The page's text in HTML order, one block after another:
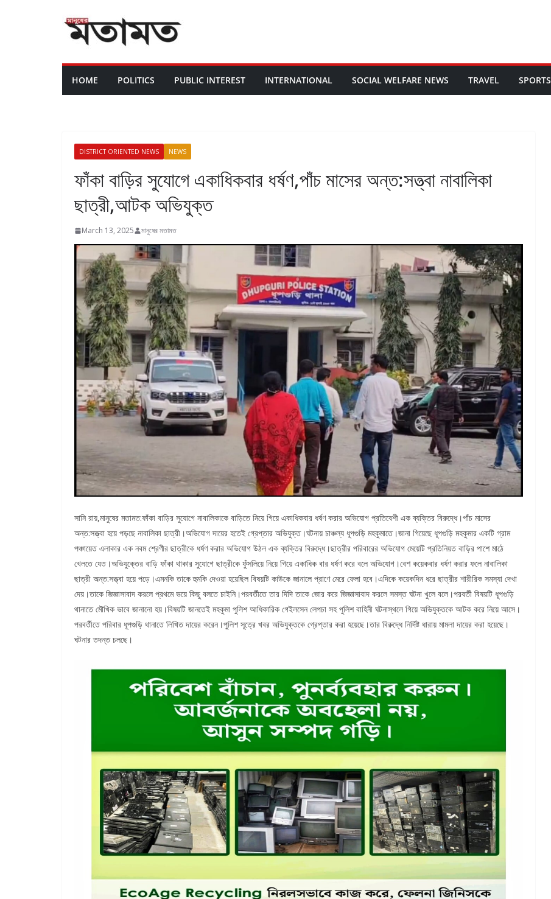
HOME POLITICS PUBLIC INTEREST INTERNATIONAL SOCIAL WELFARE NEWS TRAVEL SPORTS
DISTRICT ORIENTED NEWS NEWS
ফাঁকা বাড়ির সুযোগে একাধিকবার ধর্ষণ,পাঁচ মাসের অন্ত:সত্ত্বা নাবালিকা
ছাত্রী,আটক অভিযুক্ত
March 13, 2025 মানুষের মতামত
সানি রায়,মানুষের মতামত:ফাঁকা বাড়ির সুযোগে নাবালিকাকে বাড়িতে নিয়ে গিয়ে একাধিকবার ধর্ষণ করার অভিযোগ প্রতিবেশী এক ব্যক্তির বিরুদ্ধে।পাঁচ মাসের
অন্ত:সত্ত্বা হয়ে পড়ছে নাবালিকা ছাত্রী।অভিযোগ দায়ের হতেই গ্রেপ্তার অভিযুক্ত।ঘটনায় চাঞ্চল্য ধূপগুড়ি মহকুমাতে।জানা গিয়েছে ধূপগুড়ি মহকুমার একটি গ্রাম
পঞ্চায়েত এলাকার এক নবম শ্রেণীর ছাত্রীকে ধর্ষণ করার অভিযোগ উঠল এক ব্যক্তির বিরুদ্ধে।ছাত্রীর পরিবারের অভিযোগ মেয়েটি প্রতিনিয়ত বাড়ির পাশে মাঠে
খেলতে যেত।অভিযুক্তের বাড়ি ফাঁকা থাকার সুযোগে ছাত্রীকে ফুঁসলিয়ে নিয়ে গিয়ে একাধিক বার ধর্ষণ করে বলে অভিযোগ।বেশ কয়েকবার ধর্ষণ করার ফলে নাবালিকা
ছাত্রী অন্ত:সত্ত্বা হয়ে পড়ে।এমনকি তাকে হুমকি দেওয়া হয়েছিল বিষয়টি কাউকে জানালে প্রাণে মেরে ফেলা হবে।এদিকে কয়েকদিন ধরে ছাত্রীর শারীরিক সমস্যা দেখা
দেয়।তাকে জিজ্ঞাসাবাদ করলে প্রথমে ভয়ে কিছু বলতে চাইনি।পরবর্তীতে তার দিদি তাকে জোর করে জিজ্ঞাসাবাদ করলে সমস্ত ঘটনা খুলে বলে।পরবর্তী বিষয়টি ধূপগুড়ি
থানাতে মৌখিক ভাবে জানানো হয়।বিষয়টি জানতেই মহকুমা পুলিশ আধিকারিক গেইলসেন লেপচা সহ পুলিশ বাহিনী ঘটনাস্থলে গিয়ে অভিযুক্তকে আটক করে নিয়ে আসে।
পরবর্তীতে পরিবার ধূপগুড়ি থানাতে লিখিত দায়ের করেন।পুলিশ সূত্রে খবর অভিযুক্তকে গ্রেপ্তার করা হয়েছে।তার বিরুদ্ধে নির্দিষ্ট ধারায় মামলা দায়ের করা হয়েছে।
ঘটনার তদন্ত চলছে।